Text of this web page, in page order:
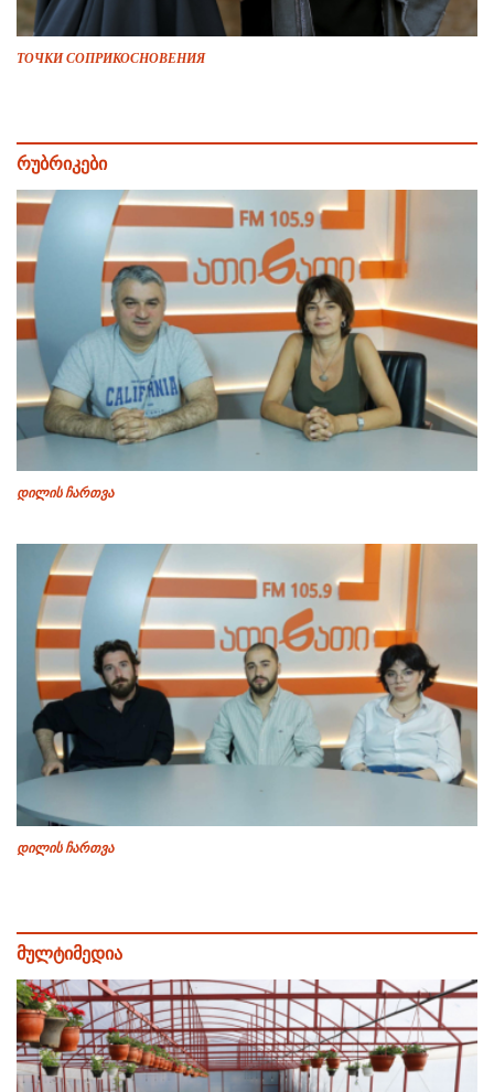
ТОЧКИ СОПРИКОСНОВЕНИЯ
რუბრიკები
დილის ჩართვა
დილის ჩართვა
მულტიმედია